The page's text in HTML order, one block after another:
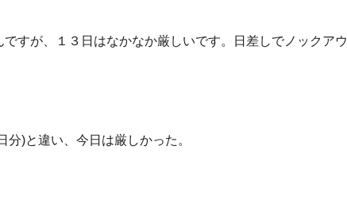
すが、１３日はなかなか厳しいです。日差しでノックアウ
)と違い、今日は厳しかった。